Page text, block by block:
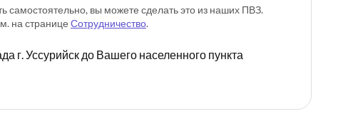
самостоятельно, вы можете сделать это из наших ПВЗ.
на странице Сотрудничество.
г. Уссурийск до Вашего населенного пункта